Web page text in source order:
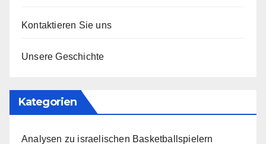
Kontaktieren Sie uns
Unsere Geschichte
Kategorien
Analysen zu israelischen Basketballspielern